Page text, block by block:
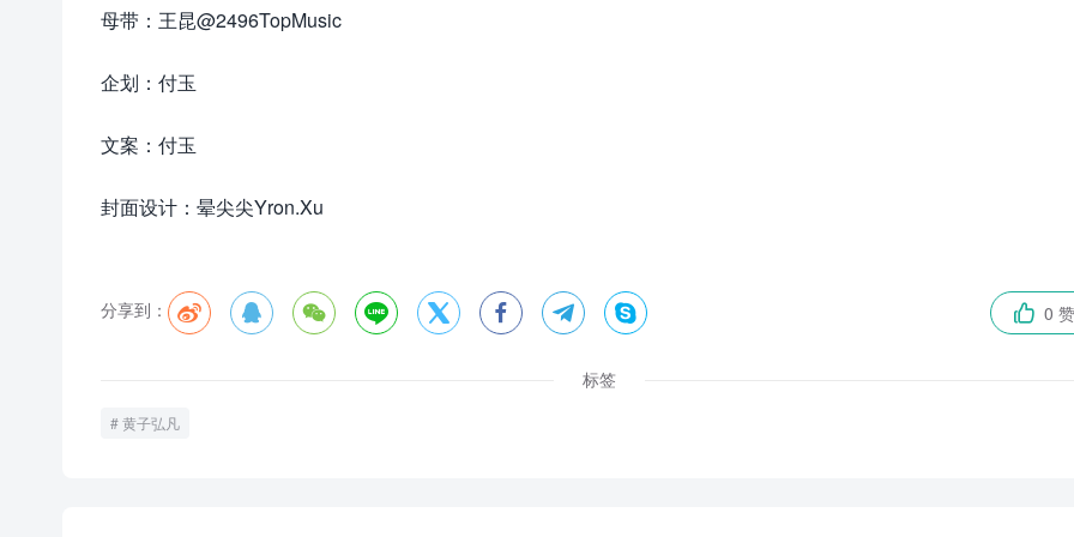
母带：王昆@2496TopMusic
企划：付玉
文案：付玉
封面设计：晕尖尖Yron.Xu
分享到：          0 赞
标签
黄子弘凡